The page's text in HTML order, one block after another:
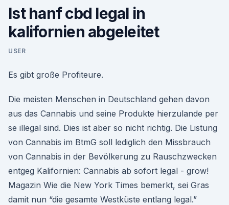
Ist hanf cbd legal in
kalifornien abgeleitet
USER
Es gibt große Profiteure.
Die meisten Menschen in Deutschland gehen davon
aus das Cannabis und seine Produkte hierzulande per
se illegal sind. Dies ist aber so nicht richtig. Die Listung
von Cannabis im BtmG soll lediglich den Missbrauch
von Cannabis in der Bevölkerung zu Rauschzwecken
entgeg Kalifornien: Cannabis ab sofort legal - grow!
Magazin Wie die New York Times bemerkt, sei Gras
damit nun “die gesamte Westküste entlang legal.”